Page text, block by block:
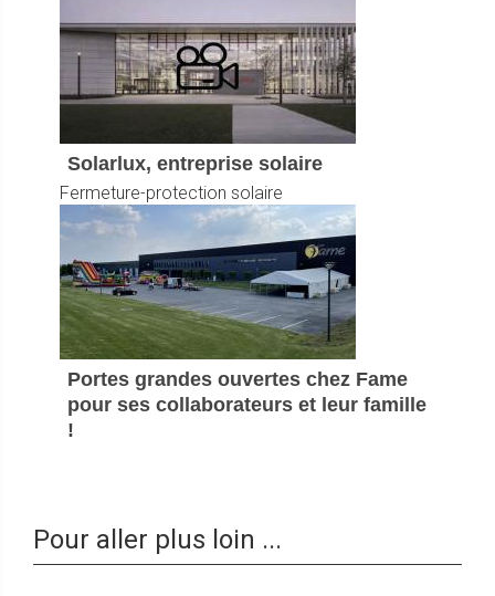
Solarlux, entreprise solaire
Fermeture-protection solaire
Portes grandes ouvertes chez Fame
pour ses collaborateurs et leur famille
!
Pour aller plus loin ...